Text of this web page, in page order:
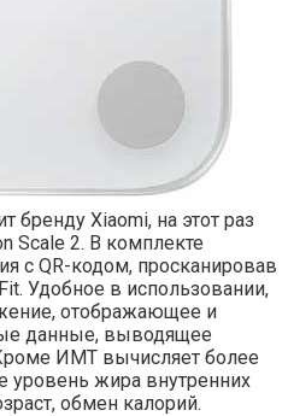
бренду Xiaomi, на этот раз
Scale 2. В комплекте
с QR-кодом, просканировав
Удобное в использовании,
отображающее и
данные, выводящее
ИМТ вычисляет более
уровень жира внутренних
обмен калорий.